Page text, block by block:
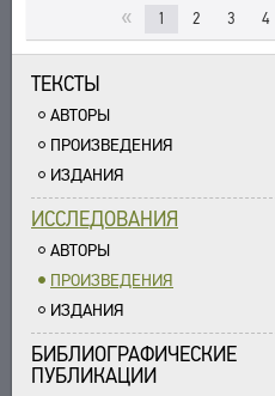
« 1 2 3 4
ТЕКСТЫ
АВТОРЫ
ПРОИЗВЕДЕНИЯ
ИЗДАНИЯ
ИССЛЕДОВАНИЯ
АВТОРЫ
ПРОИЗВЕДЕНИЯ
ИЗДАНИЯ
БИБЛИОГРАФИЧЕСКИЕ
ПУБЛИКАЦИИ